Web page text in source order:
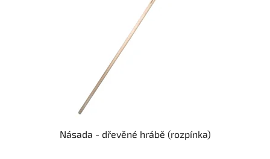
Násada - dřevěné hrábě (rozpínka)